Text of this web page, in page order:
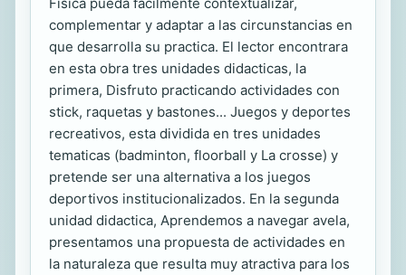
complementar y adaptar a las circunstancias en
que desarrolla su practica. El lector encontrara
en esta obra tres unidades didacticas, la
primera, Disfruto practicando actividades con
stick, raquetas y bastones... Juegos y deportes
recreativos, esta dividida en tres unidades
tematicas (badminton, floorball y La crosse) y
pretende ser una alternativa a los juegos
deportivos institucionalizados. En la segunda
unidad didactica, Aprendemos a navegar avela,
presentamos una propuesta de actividades en
la naturaleza que resulta muy atractiva para los